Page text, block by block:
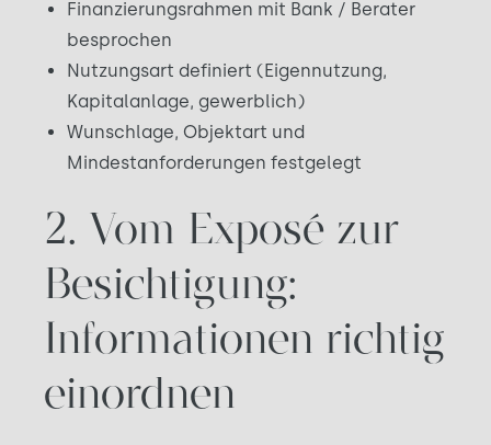
Finanzierungsrahmen mit Bank / Berater
besprochen
Nutzungsart definiert (Eigennutzung,
Kapitalanlage, gewerblich)
Wunschlage, Objektart und
Mindestanforderungen festgelegt
2. Vom Exposé zur
Besichtigung:
Informationen richtig
einordnen